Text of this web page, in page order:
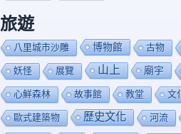
旅遊
八里城市沙雕 博物館 古物
妖怪 展覽 山上 廟宇
心鮮森林 故事館 教堂 文
歐式建築物 歷史文化 河流